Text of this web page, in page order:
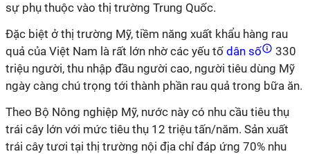
sự phụ thuộc vào thị trường Trung Quốc.
Đặc biệt ở thị trường Mỹ, tiềm năng xuất khẩu hàng rau
quả của Việt Nam là rất lớn nhờ các yếu tố dân số
330
triệu người, thu nhập đầu người cao, người tiêu dùng Mỹ
ngày càng chú trọng tới thành phần rau quả trong bữa ăn.
Theo Bộ Nông nghiệp Mỹ, nước này có nhu cầu tiêu thụ
trái cây lớn với mức tiêu thụ 12 triệu tấn/năm. Sản xuất
trái cây tươi tại thị trường nội địa chỉ đáp ứng 70% nhu